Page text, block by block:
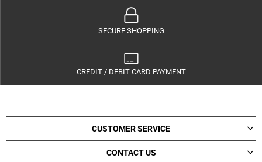
SECURE SHOPPING
CREDIT / DEBIT CARD PAYMENT
CUSTOMER SERVICE
CONTACT US